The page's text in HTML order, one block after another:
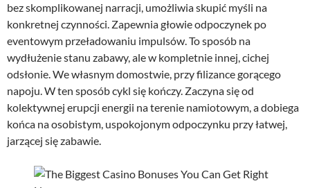
bez skomplikowanej narracji, umożliwia skupić myśli na
konkretnej czynności. Zapewnia głowie odpoczynek po
eventowym przeładowaniu impulsów. To sposób na
wydłużenie stanu zabawy, ale w kompletnie innej, cichej
odsłonie. We własnym domostwie, przy filizance gorącego
napoju. W ten sposób cykl się kończy. Zaczyna się od
kolektywnej erupcji energii na terenie namiotowym, a dobiega
końca na osobistym, uspokojonym odpoczynku przy łatwej,
jarzącej się zabawie.